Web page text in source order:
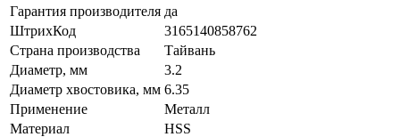
Гарантия производителя да
ШтрихКод
3165140858762
Страна производства
Тайвань
Диаметр, мм
3.2
Диаметр хвостовика, мм 6.35
Применение
Металл
Материал
HSS